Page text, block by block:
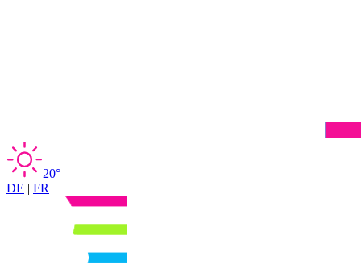
20°
DE | FR